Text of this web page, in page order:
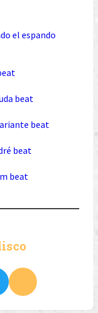
el espando
beat
beat
beat
beat